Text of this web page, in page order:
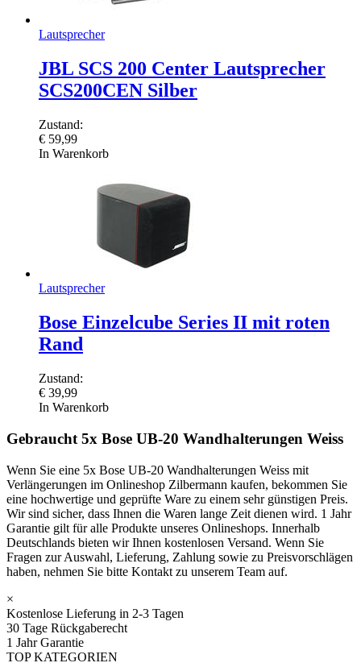
Lautsprecher
JBL SCS 200 Center Lautsprecher
SCS200CEN Silber
Zustand:
€ 59,99
In Warenkorb
Lautsprecher
Bose Einzelcube Series II mit roten
Rand
Zustand:
€ 39,99
In Warenkorb
Gebraucht 5x Bose UB-20 Wandhalterungen Weiss
Wenn Sie eine 5x Bose UB-20 Wandhalterungen Weiss mit
Verlängerungen im Onlineshop Zilbermann kaufen, bekommen Sie
eine hochwertige und geprüfte Ware zu einem sehr günstigen Preis.
Wir sind sicher, dass Ihnen die Waren lange Zeit dienen wird. 1 Jahr
Garantie gilt für alle Produkte unseres Onlineshops. Innerhalb
Deutschlands bieten wir Ihnen kostenlosen Versand. Wenn Sie
Fragen zur Auswahl, Lieferung, Zahlung sowie zu Preisvorschlägen
haben, nehmen Sie bitte Kontakt zu unserem Team auf.
×
Kostenlose Lieferung in 2-3 Tagen
30 Tage Rückgaberecht
1 Jahr Garantie
TOP KATEGORIEN